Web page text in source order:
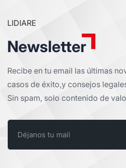
LIDIARE
Newsletter
Recibe en tu email las últimas
casos de éxito,y consejos
Sin spam, solo contenido de